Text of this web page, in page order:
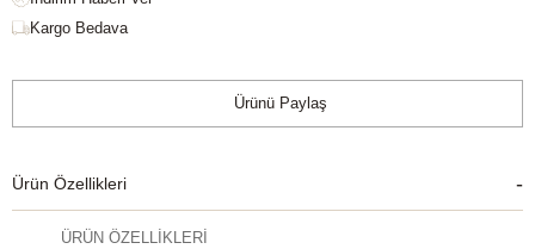
Kargo Bedava
Ürünü Paylaş
Ürün Özellikleri
ÜRÜN ÖZELLİKLERİ